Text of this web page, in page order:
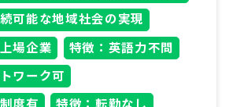
バランスの整った環境
管理を厳格化しており、月
間まで
員の諸事情にあわせて在宅勤
可能な地域社会の実現
場企業
特徴：英語力不問
ワーク可
度有
特徴：転勤なし